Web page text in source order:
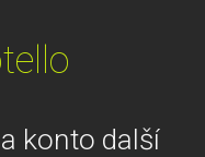
konto další